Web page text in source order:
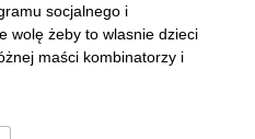
socjalnego i
wolę żeby to wlasnie dzieci
maści kombinatorzy i